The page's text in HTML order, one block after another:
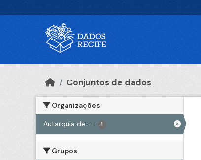
Conjuntos de dados
Organizações
Autarquia de... - 1
Grupos